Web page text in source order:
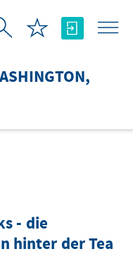
- die
hinter der Tea